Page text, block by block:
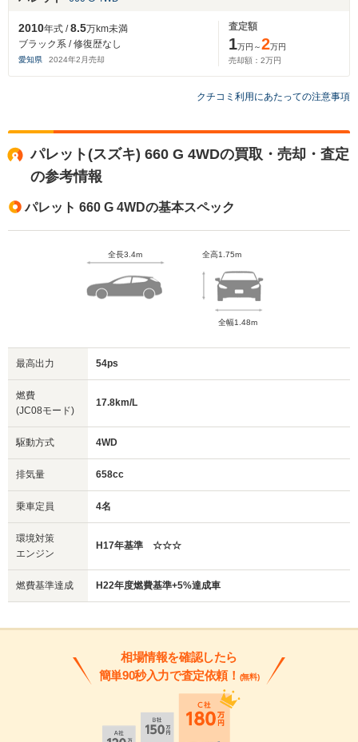
2010年式 /8.5万km未満
ブラック系 / 修復歴なし
愛知県 2024年2 月売却
査定額
1万円～2万円
売却額： 2万円
クチコミ利用にあたっての注意事項
パレット(スズキ) 660 G 4WDの買取・売却・査定
の参考情報
パレット 660 G 4WDの基本スペック
全長3.4m 全高1.75m
全幅1.48m
最高出力 54ps
燃費
(JC08モード)
17.8km/L
駆動方式 4WD
排気量 658cc
乗車定員 4名
環境対策
エンジン
H17年基準 ☆☆☆
燃費基準達成 H22年度燃費基準+5%達成車
相場情報を確認したら
簡単90秒入力で査定依頼！ (無料)